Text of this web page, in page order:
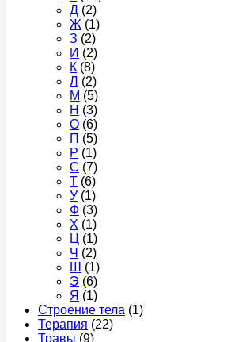
Д (2)
Ж (1)
З (2)
И (2)
К (8)
Л (2)
М (5)
Н (3)
О (6)
П (5)
Р (1)
С (7)
Т (6)
У (1)
Ф (3)
Х (1)
Ц (1)
Ч (2)
Ш
(1)
Э (6)
Я (1)
Строение тела (1)
Терапия (22)
Травы (9)